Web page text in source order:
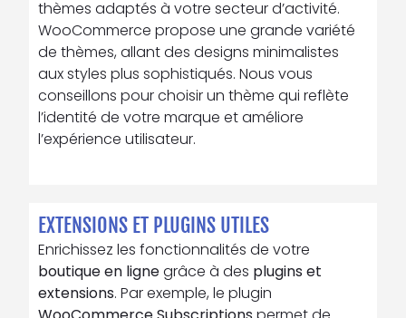
thèmes adaptés à votre secteur d’activité.
WooCommerce propose une grande variété
de thèmes, allant des designs minimalistes
aux styles plus sophistiqués. Nous vous
conseillons pour choisir un thème qui reflète
l’identité de votre marque et améliore
l’expérience utilisateur.
EXTENSIONS ET PLUGINS UTILES
Enrichissez les fonctionnalités de votre
boutique en lignegrâce à des plugins et
extensions. Par exemple, le plugin